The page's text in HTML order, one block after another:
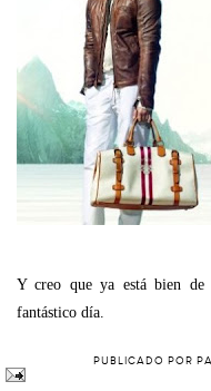
Y creo que ya está bien de
fantástico día.
PUBLICADO POR